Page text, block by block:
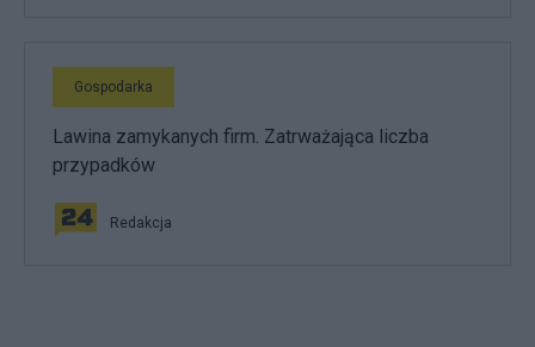
Gospodarka
Lawina zamykanych firm. Zatrważająca liczba
przypadków
Redakcja